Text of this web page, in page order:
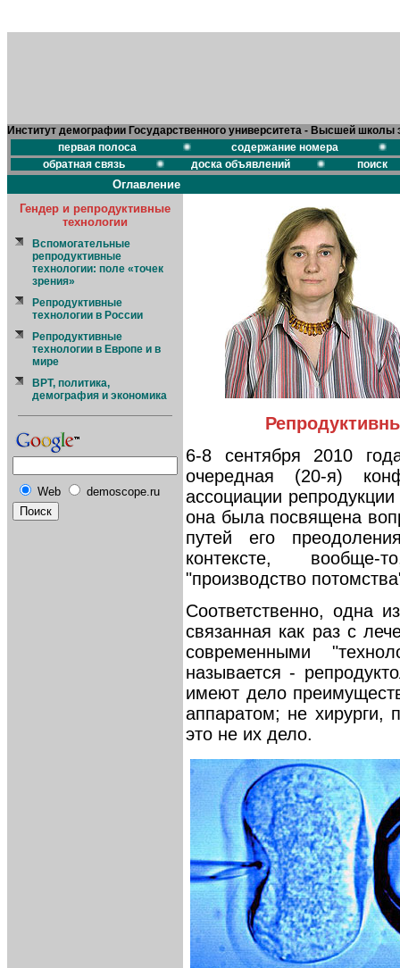
Институт демографии Государственного университета - Высшей школы
первая полоса
содержание номера
обратная связь
доска объявлений поиск
Оглавление
Гендер и репродуктивные
технологии
Вспомогательные
репродуктивные
технологии: поле «точек
зрения»
Репродуктивные
технологии в России
Репродуктивные
технологии в Европе и в
мире
ВРТ, политика,
демография и экономика
Web demoscope.ru
6-8 сентября 2010
очередная (20-я)
ассоциации
она была посвящена
путей его
контексте, вообще-
"производство
Соответственно, одна
связанная как раз с
современными
называется -
имеют дело
аппаратом; не хирурги,
это не их дело.